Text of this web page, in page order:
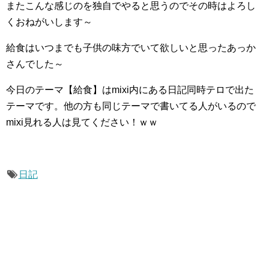
またこんな感じのを独自でやると思うのでその時はよろし
くおねがいします～
給食はいつまでも子供の味方でいて欲しいと思ったあっか
さんでした～
今日のテーマ【給食】はmixi内にある日記同時テロで出た
テーマです。他の方も同じテーマで書いてる人がいるので
mixi見れる人は見てください！ｗｗ
日記